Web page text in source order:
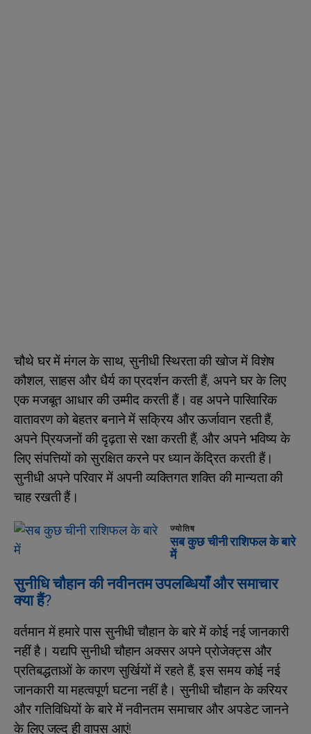
चौथे घर में मंगल के साथ, सुनीधी स्थिरता की खोज में विशेष
कौशल, साहस और धैर्य का प्रदर्शन करती हैं, अपने घर के लिए
एक मजबूत आधार की उम्मीद करती हैं। वह अपने पारिवारिक
वातावरण को बेहतर बनाने में सक्रिय और ऊर्जावान रहती हैं,
अपने प्रियजनों की दृढ़ता से रक्षा करती हैं, और अपने भविष्य के
लिए संपत्तियों को सुरक्षित करने पर ध्यान केंद्रित करती हैं।
सुनीधी अपने परिवार में अपनी व्यक्तिगत शक्ति की मान्यता की
चाह रखती हैं।
ज्योतिष
सब कुछ चीनी राशिफल के बारे
में
सुनीधि चौहान की नवीनतम उपलब्धियाँ और समाचार
क्या हैं?
वर्तमान में हमारे पास सुनीधी चौहान के बारे में कोई नई जानकारी
नहीं है। यद्यपि सुनीधी चौहान अक्सर अपने प्रोजेक्ट्स और
प्रतिबद्धताओं के कारण सुर्खियों में रहते हैं, इस समय कोई नई
जानकारी या महत्वपूर्ण घटना नहीं है। सुनीधी चौहान के करियर
और गतिविधियों के बारे में नवीनतम समाचार और अपडेट जानने
के लिए जल्द ही वापस आएं!